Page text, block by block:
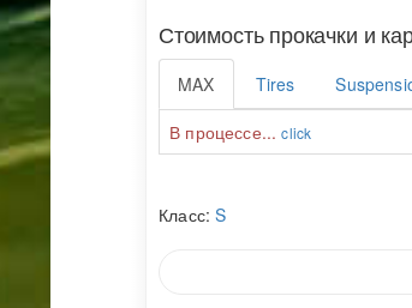
Стоимость прокачки и
MAX Tires
В процессе...click
Класс:S